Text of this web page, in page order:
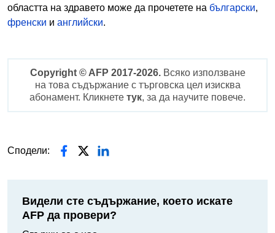
областта на здравето може да прочетете на български,
френски и английски.
Copyright © AFP 2017-2026.Всяко използване
на това съдържание с търговска цел изисква
абонамент. Кликнете тук, за да научите повече.
Сподели:
Видели сте съдържание, което искате
AFP да провери?